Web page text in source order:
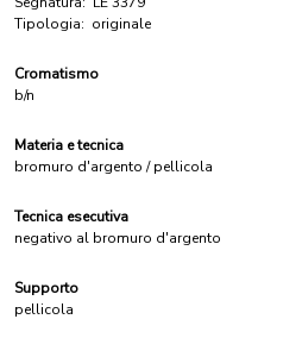
Tipologia: originale
Cromatismo
b/n
Materia e tecnica
bromuro d'argento / pellicola
Tecnica esecutiva
negativo al bromuro d'argento
Supporto
pellicola